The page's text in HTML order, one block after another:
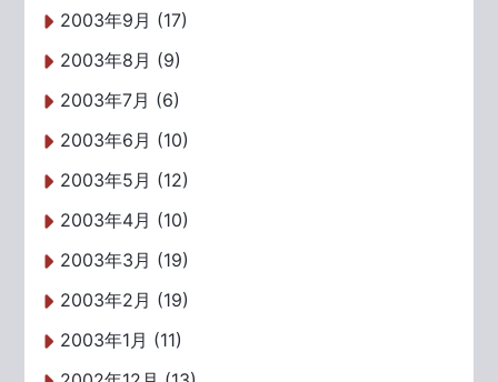
2003年9月 (17)
2003年8月 (9)
2003年7月 (6)
2003年6月 (10)
2003年5月 (12)
2003年4月 (10)
2003年3月 (19)
2003年2月 (19)
2003年1月 (11)